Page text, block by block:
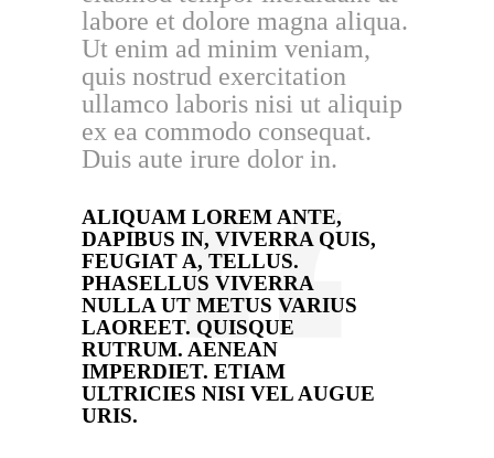
labore et dolore magna aliqua.
Ut enim ad minim veniam,
quis nostrud exercitation
ullamco laboris nisi ut aliquip
ex ea commodo consequat.
Duis aute irure dolor in.
ALIQUAM LOREM ANTE,
DAPIBUS IN, VIVERRA QUIS,
FEUGIAT A, TELLUS.
PHASELLUS VIVERRA
NULLA UT METUS VARIUS
LAOREET. QUISQUE
RUTRUM. AENEAN
IMPERDIET. ETIAM
ULTRICIES NISI VEL AUGUE
URIS.